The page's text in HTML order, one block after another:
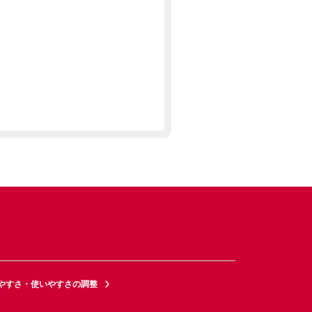
すさ・使いやすさの調整